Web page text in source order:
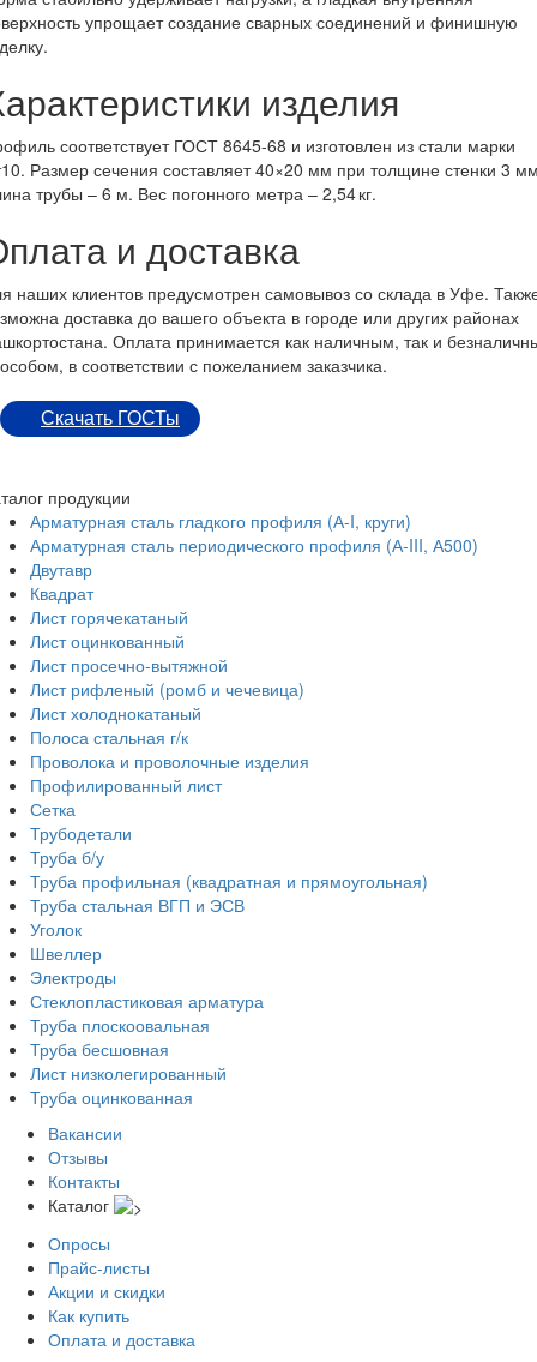
упрощает создание сварных соединений и финишную
изделия
соответствует ГОСТ 8645‑68 и изготовлен из стали марки
Размер сечения составляет 40×20 мм при толщине стенки 3
трубы – 6 м. Вес погонного метра – 2,54 кг.
и доставка
наших клиентов предусмотрен самовывоз со склада в Уфе.
доставка до вашего объекта в городе или других районах
Оплата принимается как наличным, так и
в соответствии с пожеланием заказчика.
Скачать ГОСТы
продукции
Арматурная сталь гладкого профиля (А-I, круги)
Арматурная сталь периодического профиля (А-III, А500)
Двутавр
Квадрат
Лист горячекатаный
Лист оцинкованный
Лист просечно-вытяжной
Лист рифленый (ромб и чечевица)
Лист холоднокатаный
Полоса стальная г/к
Проволока и проволочные изделия
Профилированный лист
Сетка
Трубодетали
Труба б/у
Труба профильная (квадратная и прямоугольная)
Труба стальная ВГП и ЭСВ
Уголок
Швеллер
Электроды
Стеклопластиковая арматура
Труба плоскоовальная
Труба бесшовная
Лист низколегированный
Труба оцинкованная
Вакансии
Отзывы
Контакты
Каталог
Опросы
Прайс-листы
Акции и скидки
Как купить
Оплата и доставка